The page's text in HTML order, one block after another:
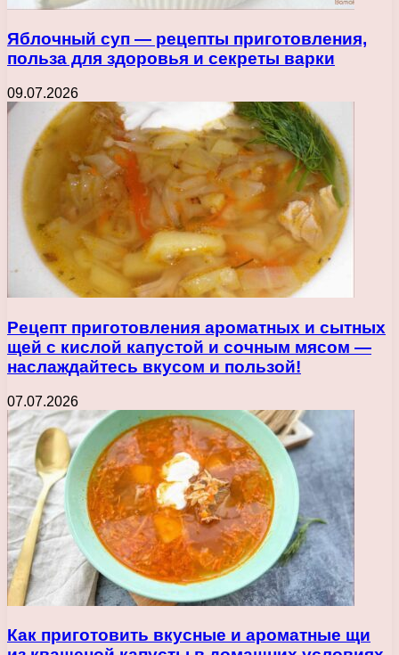
Яблочный суп — рецепты приготовления,
польза для здоровья и секреты варки
09.07.2026
Рецепт приготовления ароматных и сытных
щей с кислой капустой и сочным мясом —
наслаждайтесь вкусом и пользой!
07.07.2026
Как приготовить вкусные и ароматные щи